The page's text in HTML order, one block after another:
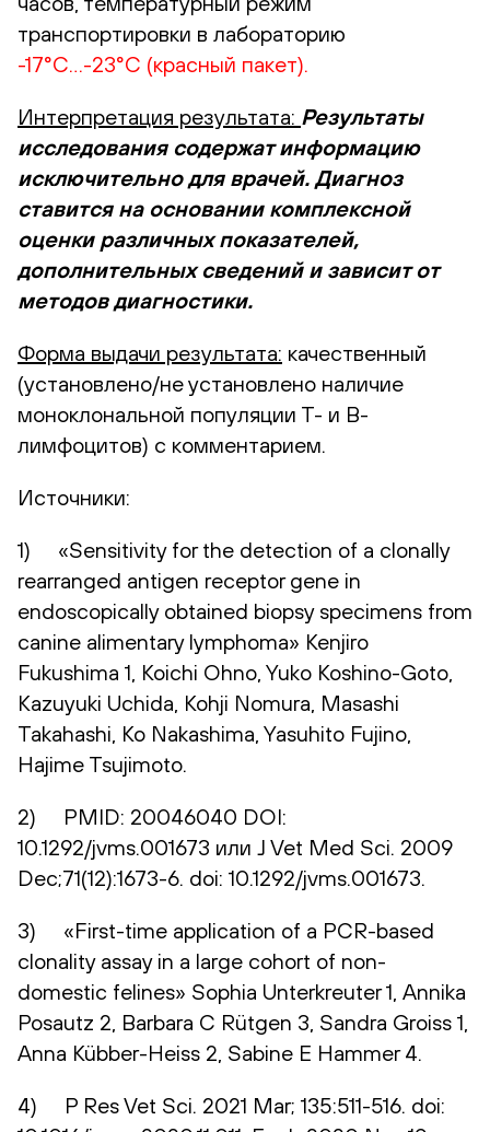
транспортировки в лабораторию
-17°С…-23°С (красный пакет).
Интерпретация результата: Результаты
исследования содержат информацию
исключительно для врачей. Диагноз
ставится на основании комплексной
оценки различных показателей,
дополнительных сведений и зависит от
методов диагностики.
Форма выдачи результата: качественный
(установлено/не установлено наличие
моноклональной популяции Т- и В-
лимфоцитов) с комментарием.
Источники:
1) «Sensitivity for the detection of a clonally
rearranged antigen receptor gene in
endoscopically obtained biopsy specimens from
canine alimentary lymphoma» Kenjiro
Fukushima 1, Koichi Ohno, Yuko Koshino-Goto,
Kazuyuki Uchida, Kohji Nomura, Masashi
Takahashi, Ko Nakashima, Yasuhito Fujino,
Hajime Tsujimoto.
2) PMID: 20046040 DOI:
10.1292/jvms.001673 или J Vet Med Sci. 2009
Dec;71(12):1673-6. doi: 10.1292/jvms.001673.
3) «First-time application of a PCR-based
clonality assay in a large cohort of non-
domestic felines» Sophia Unterkreuter 1, Annika
Posautz 2, Barbara C Rütgen 3, Sandra Groiss 1,
Anna Kübber-Heiss 2, Sabine E Hammer 4.
4) P Res Vet Sci. 2021 Mar; 135:511-516. doi: